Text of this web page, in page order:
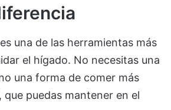
una de las herramientas más
el hígado. No necesitas una
una forma de comer más
que puedas mantener en el